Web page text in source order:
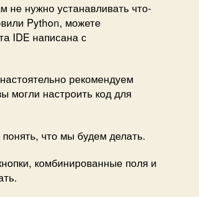
не нужно устанавливать что-
Python, можете
IDE написана с
рекомендуем
могли настроить код для
что мы будем делать.
комбинированные поля и